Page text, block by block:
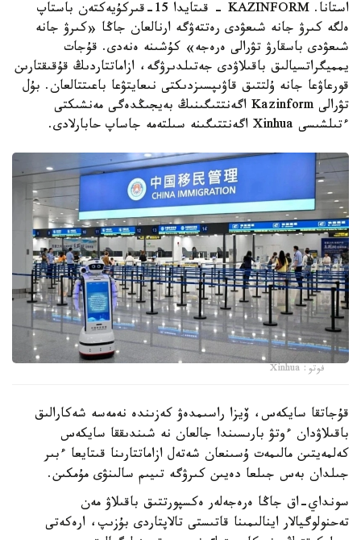
استانا. KAZINFORM - قىتايدا 15-قىركۇيەكتەن باستاپ
ەلگە كىرۋ جانە شىعۋدى رەتتەۋگە ارنالعان جاڭا «كىرۋ جانە
شىعۋدى باسقارۋ تۋرالى ەرەجە» كۇشىنە ەنەدى. قۇجات
يمميگراتسيالىق باقىلاۋدى جەتىلدىرۋگە، ازاماتتاردىڭ قۇقىقتارىن
قورعاۋعا جانە ۇلتتىق قاۋىپسىزدىكتى نىعايتۋعا باعىتتالعان. بۇل
تۋرالى Kazinform اگەنتتىگىنىڭ بەيجىڭدەگى مەنشىكتى
ءتىلشىسى Xinhua اگەنتتىگىنە سىلتەمە جاساپ حابارلادى.
فوتو: Xinhua
قۇجاتقا سايكەس، ۆيزا راسىمدەۋ كەزىندە نەمەسە شەكارالىق
باقىلاۋدان ءوتۋ بارىسىندا جالعان نە شىندىققا سايكەس
كەلمەيتىن مالىمەت ۇسىنعان شەتەل ازاماتتارىنا قىتايعا ءبىر
جىلدان بەس جىلعا دەيىن كىرۋگە تىيىم سالىنۋى مۇمكىن.
سونداي-اق جاڭا ەرەجەلەر ەكسپورتتىق باقىلاۋ مەن
تەحنولوگيالار اينالىمىنا قاتىستى تالاپتاردى بۇزىپ، ارەكەتى